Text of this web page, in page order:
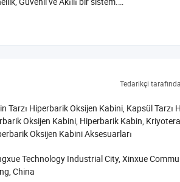
odaları üretiyoruz. Kararlı ve yüksek
satılmaktadır. Müşterilerimiz için iyi satış
DR. HUGO, oksijen terapisi araştırmamıza
araştırma ve üretim sürecinden geçer.
Tedarikçi
Hiperbarik Oksijen Kabini, Kapsül Tarzı
Oksijen Kabini, Hiperbarik Kabin,
Oksijen Kabini Aksesuarları
Technology Industrial City, Xinxue
China